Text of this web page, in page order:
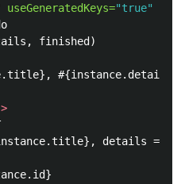
useGeneratedKeys="true"
>